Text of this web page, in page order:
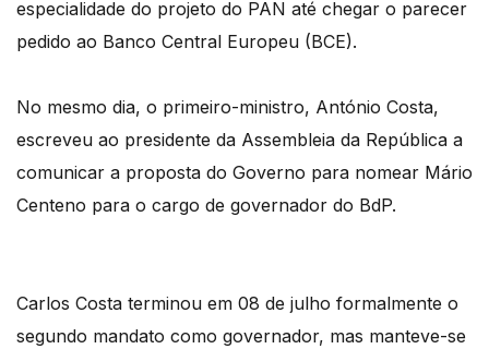
especialidade do projeto do PAN até chegar o parecer
pedido ao Banco Central Europeu (BCE).
No mesmo dia, o primeiro-ministro, António Costa,
escreveu ao presidente da Assembleia da República a
comunicar a proposta do Governo para nomear Mário
Centeno para o cargo de governador do BdP.
Carlos Costa terminou em 08 de julho formalmente o
segundo mandato como governador, mas manteve-se